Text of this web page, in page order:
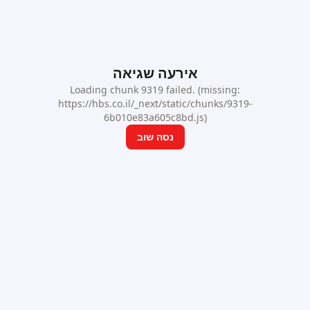
אירעה שגיאה
Loading chunk 9319 failed. (missing:
https://hbs.co.il/_next/static/chunks/9319-
6b010e83a605c8bd.js)